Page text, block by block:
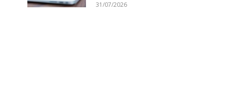
31/07/2026